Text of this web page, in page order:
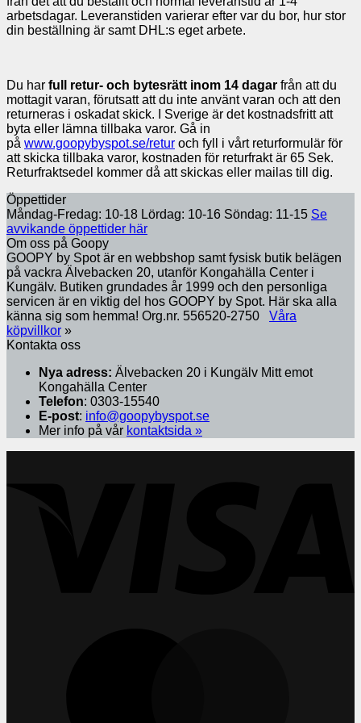
arbetsdagar. Leveranstiden varierar efter var du bor, hur stor
din beställning är samt DHL:s eget arbete.
Du har full retur- och bytesrätt inom 14 dagar från att du
mottagit varan, förutsatt att du inte använt varan och att den
returneras i oskadat skick. I Sverige är det kostnadsfritt att
byta eller lämna tillbaka varor. Gå in
på www.goopybyspot.se/retur och fyll i vårt returformulär för
att skicka tillbaka varor, kostnaden för returfrakt är 65 Sek.
Returfraktsedel kommer då att skickas eller mailas till dig.
Öppettider
Måndag-Fredag: 10-18 Lördag: 10-16 Söndag: 11-15 Se
avvikande öppettider här
Om oss på Goopy
GOOPY by Spot är en webbshop samt fysisk butik belägen
på vackra Älvebacken 20, utanför Kongahälla Center i
Kungälv. Butiken grundades år 1999 och den personliga
servicen är en viktig del hos GOOPY by Spot. Här ska alla
känna sig som hemma! Org.nr. 556520-2750 Våra
köpvillkor »
Kontakta oss
Nya adress: Älvebacken 20 i Kungälv Mitt emot
Kongahälla Center
Telefon: 0303-15540
E-post: info@goopybyspot.se
Mer info på vår kontaktsida »